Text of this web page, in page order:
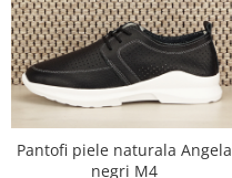
Pantofi piele naturala Angela
negri M4